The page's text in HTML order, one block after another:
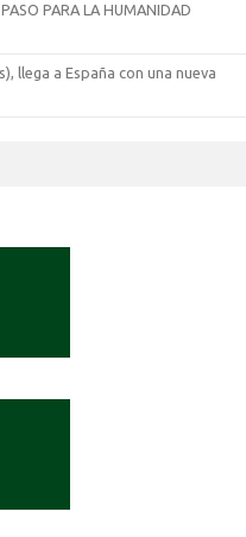
PARA LA HUMANIDAD
llega a España con una nueva